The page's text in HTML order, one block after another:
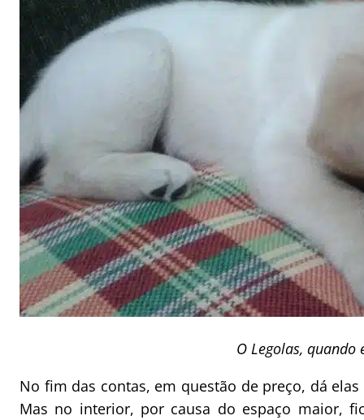
O Legolas, quando
No fim das contas, em questão de preço, dá
Mas no interior, por causa do espaço maior,